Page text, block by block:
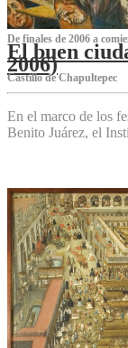
De finales de 2006 a
El buen
2006)
Castillo de Chapultepec
En el marco de los
Benito Juárez, el